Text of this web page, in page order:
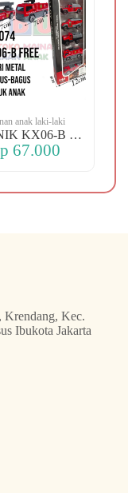
anak laki-laki
MKA NIK KX06-B FREE
67.000
Kec.
Ibukota Jakarta